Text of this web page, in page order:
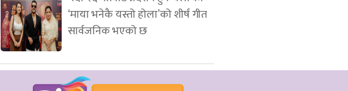
‘माया भनेकै यस्तो होला’को शीर्ष गीत
सार्वजनिक भएको छ